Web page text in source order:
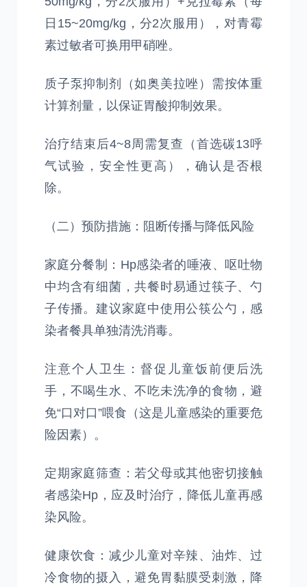
日15~20mg/kg，分2次服用），对青霉
素过敏者可换用甲硝唑。
质子泵抑制剂（如奥美拉唑）需按体重
计算剂量，以保证胃酸抑制效果。
治疗结束后4~8周需复查（首选碳13呼
气试验，安全性更高），确认是否根
除。
（二）预防措施：阻断传播与降低风险
家庭分餐制：Hp感染者的唾液、呕吐物
中均含有细菌，共餐时易通过筷子、勺
子传播。建议家庭中使用公筷公勺，感
染者餐具单独清洗消毒。
注意个人卫生：督促儿童饭前便后洗
手，不喝生水、不吃未洗净的食物，避
免“口对口”喂食（这是儿童感染的重要危
险因素）。
定期家庭筛查：若父母或其他密切接触
者感染Hp，应及时治疗，降低儿童再感
染风险。
健康饮食：减少儿童对辛辣、油炸、过
冷食物的摄入，避免胃黏膜受刺激，降